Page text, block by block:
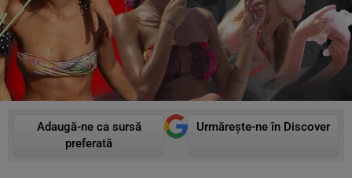
Adaugă-ne ca sursă
preferată
Urmărește-ne în Discover